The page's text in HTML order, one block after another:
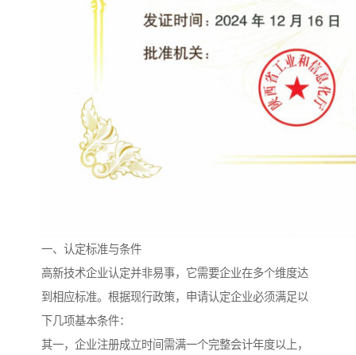
一、认定标准与条件
高新技术企业认定并非易事，它需要企业在多个维度达
到相应标准。根据现行政策，申请认定企业必须满足以
下几项基本条件：
其一，企业注册成立时间需满一个完整会计年度以上，